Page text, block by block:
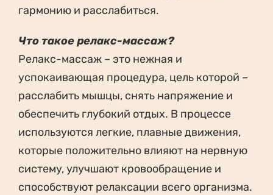
гармонию и расслабиться.
Что такое релакс-массаж?
Релакс-массаж – это нежная и
успокаивающая процедура, цель которой –
расслабить мышцы, снять напряжение и
обеспечить глубокий отдых. В процессе
используются легкие, плавные движения,
которые положительно влияют на нервную
систему, улучшают кровообращение и
способствуют релаксации всего организма.